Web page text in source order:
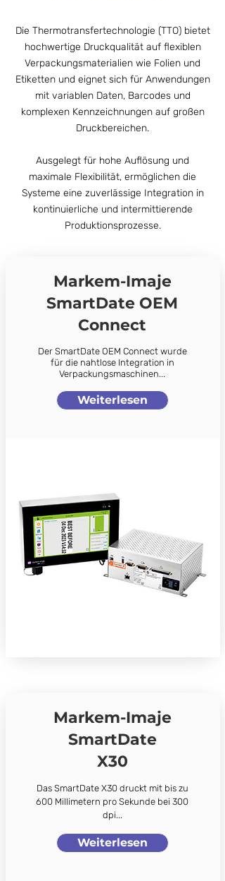
Die Thermotransfertechnologie (TTO) bietet
hochwertige Druckqualität auf flexiblen
Verpackungsmaterialien wie Folien und
Etiketten und eignet sich für Anwendungen
mit variablen Daten, Barcodes und
komplexen Kennzeichnungen auf großen
Druckbereichen.
Ausgelegt für hohe Auflösung und
maximale Flexibilität, ermöglichen die
Systeme eine zuverlässige Integration in
kontinuierliche und intermittierende
Produktionsprozesse.
Markem-Imaje
SmartDate OEM
Connect
Der SmartDate OEM Connect wurde
für die nahtlose Integration in
Verpackungsmaschinen...
Weiterlesen
Markem-Imaje
SmartDate
X30
Das SmartDate X30 druckt mit bis zu
600 Millimetern pro Sekunde bei 300
dpi...
Weiterlesen